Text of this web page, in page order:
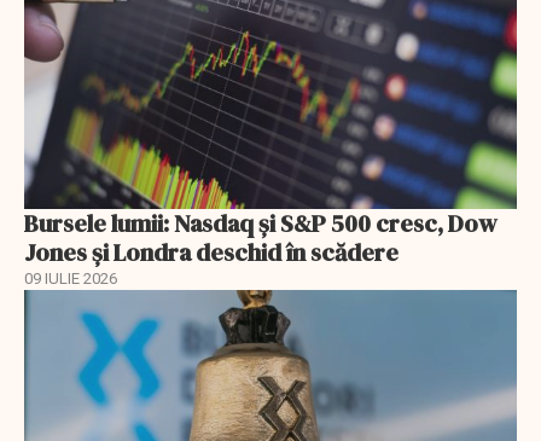
Bursele lumii: Nasdaq și S&P 500 cresc, Dow
Jones și Londra deschid în scădere
09 IULIE 2026